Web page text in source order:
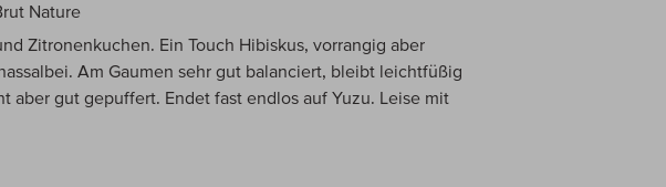
Nature
Zitronenkuchen. Ein Touch Hibiskus, vorrangig aber
Am Gaumen sehr gut balanciert, bleibt leichtfüßig
aber gut gepuffert. Endet fast endlos auf Yuzu. Leise mit